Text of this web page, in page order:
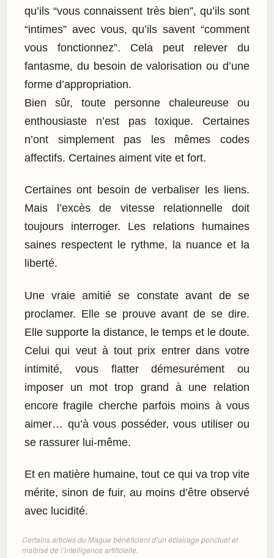
qu’ils “vous connaissent très bien”, qu’ils sont
“intimes” avec vous, qu’ils savent “comment
vous fonctionnez”. Cela peut relever du
fantasme, du besoin de valorisation ou d’une
forme d’appropriation.
Bien sûr, toute personne chaleureuse ou
enthousiaste n’est pas toxique. Certaines
n’ont simplement pas les mêmes codes
affectifs. Certaines aiment vite et fort.
Certaines ont besoin de verbaliser les liens.
Mais l’excès de vitesse relationnelle doit
toujours interroger. Les relations humaines
saines respectent le rythme, la nuance et la
liberté.
Une vraie amitié se constate avant de se
proclamer. Elle se prouve avant de se dire.
Elle supporte la distance, le temps et le doute.
Celui qui veut à tout prix entrer dans votre
intimité, vous flatter démesurément ou
imposer un mot trop grand à une relation
encore fragile cherche parfois moins à vous
aimer… qu’à vous posséder, vous utiliser ou
se rassurer lui-même.
Et en matière humaine, tout ce qui va trop vite
mérite, sinon de fuir, au moins d’être observé
avec lucidité.
Certains articles du Mague bénéficient d’un éclairage ponctuel et
maîtrisé de l’intelligence artificielle.